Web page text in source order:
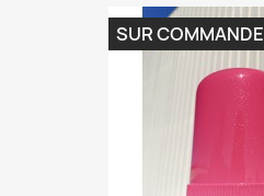
SUR COMMANDE